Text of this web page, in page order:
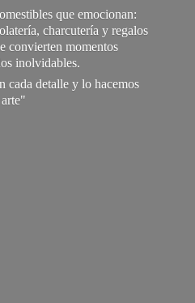
que emocionan:
charcutería y regalos
convierten momentos
inolvidables.
cada detalle y lo hacemos
arte"